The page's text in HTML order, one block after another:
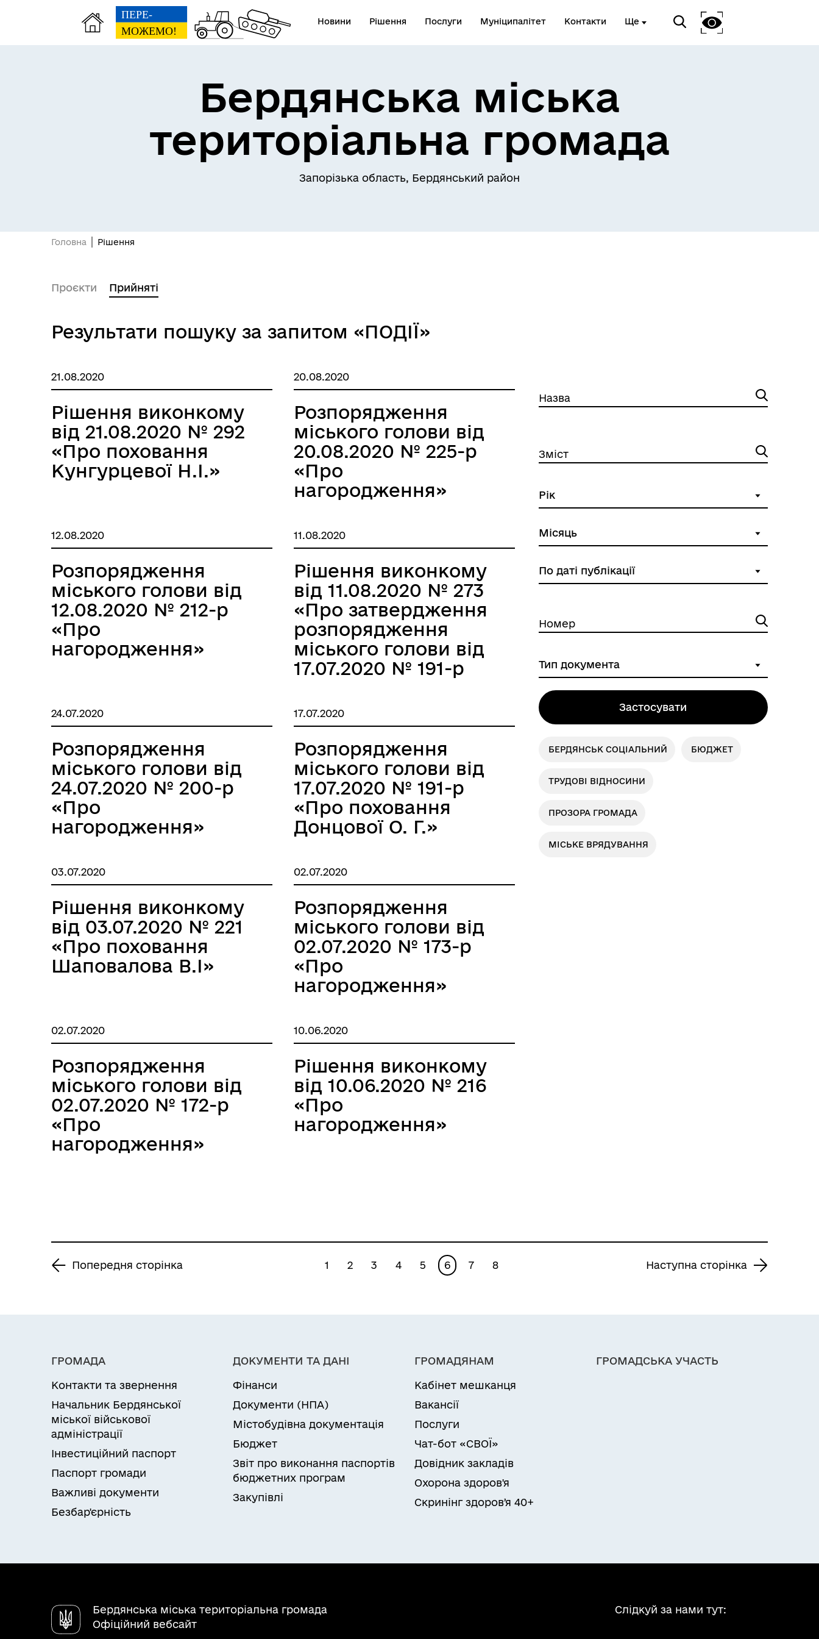
Новини Рішення Послуги Муніципалітет Контакти Ще
Герої не вмирають
Бердянська міська
територіальна громада
Запорізька область, Бердянський район
Головна Рішення
Проєкти Прийняті
Результати пошуку за запитом «ПОДІЇ»
21.08.2020
Рішення виконкому
від 21.08.2020 № 292
«Про поховання
Кунгурцевої Н.І.»
20.08.2020
Розпорядження
міського голови від
20.08.2020 № 225-р
«Про
нагородження»
12.08.2020
Розпорядження
міського голови від
12.08.2020 № 212-р
«Про
нагородження»
11.08.2020
Рішення виконкому
від 11.08.2020 № 273
«Про затвердження
розпорядження
міського голови від
17.07.2020 № 191-р
Донцової О.Г.»»
24.07.2020
Розпорядження
міського голови від
24.07.2020 № 200-р
«Про
нагородження»
17.07.2020
Розпорядження
міського голови від
17.07.2020 № 191-р
«Про поховання
Донцової О. Г.»
03.07.2020
Рішення виконкому
від 03.07.2020 № 221
«Про поховання
Шаповалова В.І»
02.07.2020
Розпорядження
міського голови від
02.07.2020 № 173-р
«Про
нагородження»
02.07.2020
Розпорядження
міського голови від
02.07.2020 № 172-р
«Про
нагородження»
10.06.2020
Рішення виконкому
від 10.06.2020 № 216
«Про
нагородження»
Назва
Зміст
Номер
Застосувати
БЕРДЯНСЬК СОЦІАЛЬНИЙ БЮДЖЕТ
ТРУДОВІ ВІДНОСИНИ
ПРОЗОРА ГРОМАДА
МІСЬКЕ ВРЯДУВАННЯ
Попередня сторінка 1 2 3 4 5 6 7 8 Наступна сторінка
ГРОМАДА
Контакти та звернення
Начальник Бердянської
міської військової
адміністрації
Інвестиційний паспорт
Паспорт громади
Важливі документи
Безбар'єрність
ДОКУМЕНТИ ТА ДАНІ
Фінанси
Документи (НПА)
Містобудівна документація
Бюджет
Звіт про виконання паспортів
бюджетних програм
Закупівлі
ГРОМАДЯНАМ
Кабінет мешканця
Вакансії
Послуги
Чат-бот «СВОЇ»
Довідник закладів
Охорона здоров'я
Скринінг здоровʼя 40+
ГРОМАДСЬКА УЧАСТЬ
Бердянська міська територіальна громада
Офіційний вебсайт
Слідкуй за нами тут: